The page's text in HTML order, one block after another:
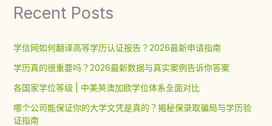
Recent Posts
学信网如何翻译高等学历认证报告？2026最新申请指南
学历真的很重要吗？2026最新数据与真实案例告诉你答案
各国家学位等级 | 中美英澳加欧学位体系全面对比
哪个公司能保证你的大学文凭是真的？揭秘保录取骗局与学历验
证指南